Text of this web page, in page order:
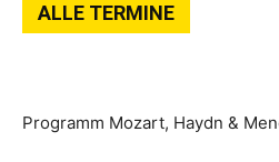
ALLE TERMINE
Programm Mozart, Haydn &